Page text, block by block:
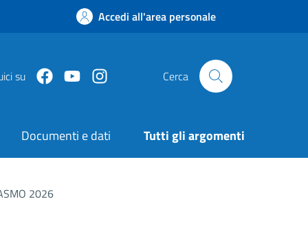
Accedi all'area personale
su FacebookYoutubeInstagram Cerca
Documenti e dati Tutti gli argomenti
2026